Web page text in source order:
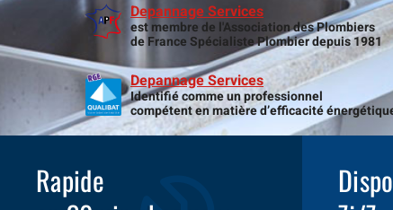
Depannage Services
est membre de l'Association des Plombiers
de France Spécialiste Plombier depuis 1981
Depannage Services
Identifié comme un professionnel
compétent en matière d’efficacité
Rapide